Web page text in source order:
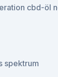
cbd-öl
spektrum